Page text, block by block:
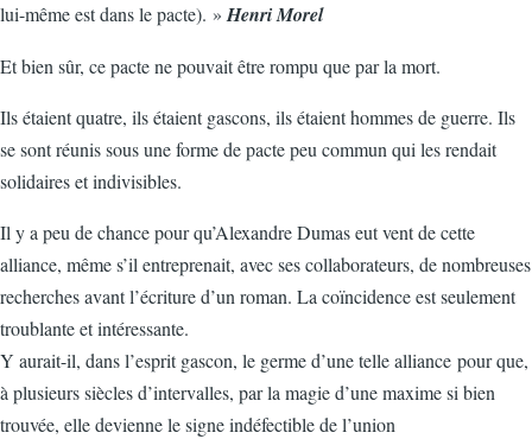
lui-même est dans le pacte). »Henri Morel
Et bien sûr, ce pacte ne pouvait être rompu que par la mort.
Ils étaient quatre, ils étaient gascons, ils étaient hommes de guerre. Ils
se sont réunis sous une forme de pacte peu commun qui les rendait
solidaires et indivisibles.
Il y a peu de chance pour qu’Alexandre Dumas eut vent de cette
alliance, même s’il entreprenait, avec ses collaborateurs, de nombreuses
recherches avant l’écriture d’un roman. La coïncidence est seulement
troublante et intéressante.
Y aurait-il, dans l’esprit gascon, le germe d’une telle alliance pour que,
à plusieurs siècles d’intervalles, par la magie d’une maxime si bien
trouvée, elle devienne le signe indéfectible de l’union